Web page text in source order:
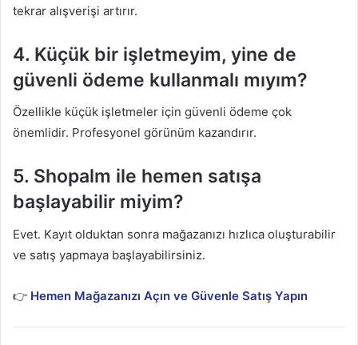
tekrar alışverişi artırır.
4. Küçük bir işletmeyim, yine de
güvenli ödeme kullanmalı mıyım?
Özellikle küçük işletmeler için güvenli ödeme çok
önemlidir. Profesyonel görünüm kazandırır.
5. Shopalm ile hemen satışa
başlayabilir miyim?
Evet. Kayıt olduktan sonra mağazanızı hızlıca oluşturabilir
ve satış yapmaya başlayabilirsiniz.
👉 Hemen Mağazanızı Açın ve Güvenle Satış Yapın